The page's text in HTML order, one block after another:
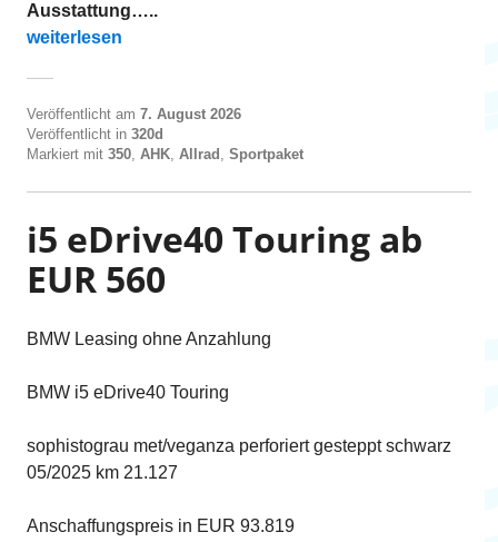
Ausstattung…..
„320d xDrive Touring ab EUR 355“
weiterlesen
Veröffentlicht am 7. August 2026
Veröffentlicht in 320d
Markiert mit 350, AHK, Allrad , Sportpaket
i5 eDrive40 Touring ab
EUR 560
BMW Leasing ohne Anzahlung
BMW i5 eDrive40 Touring
sophistograu met/veganza perforiert gesteppt schwarz
05/2025 km 21.127
Anschaffungspreis in EUR 93.819